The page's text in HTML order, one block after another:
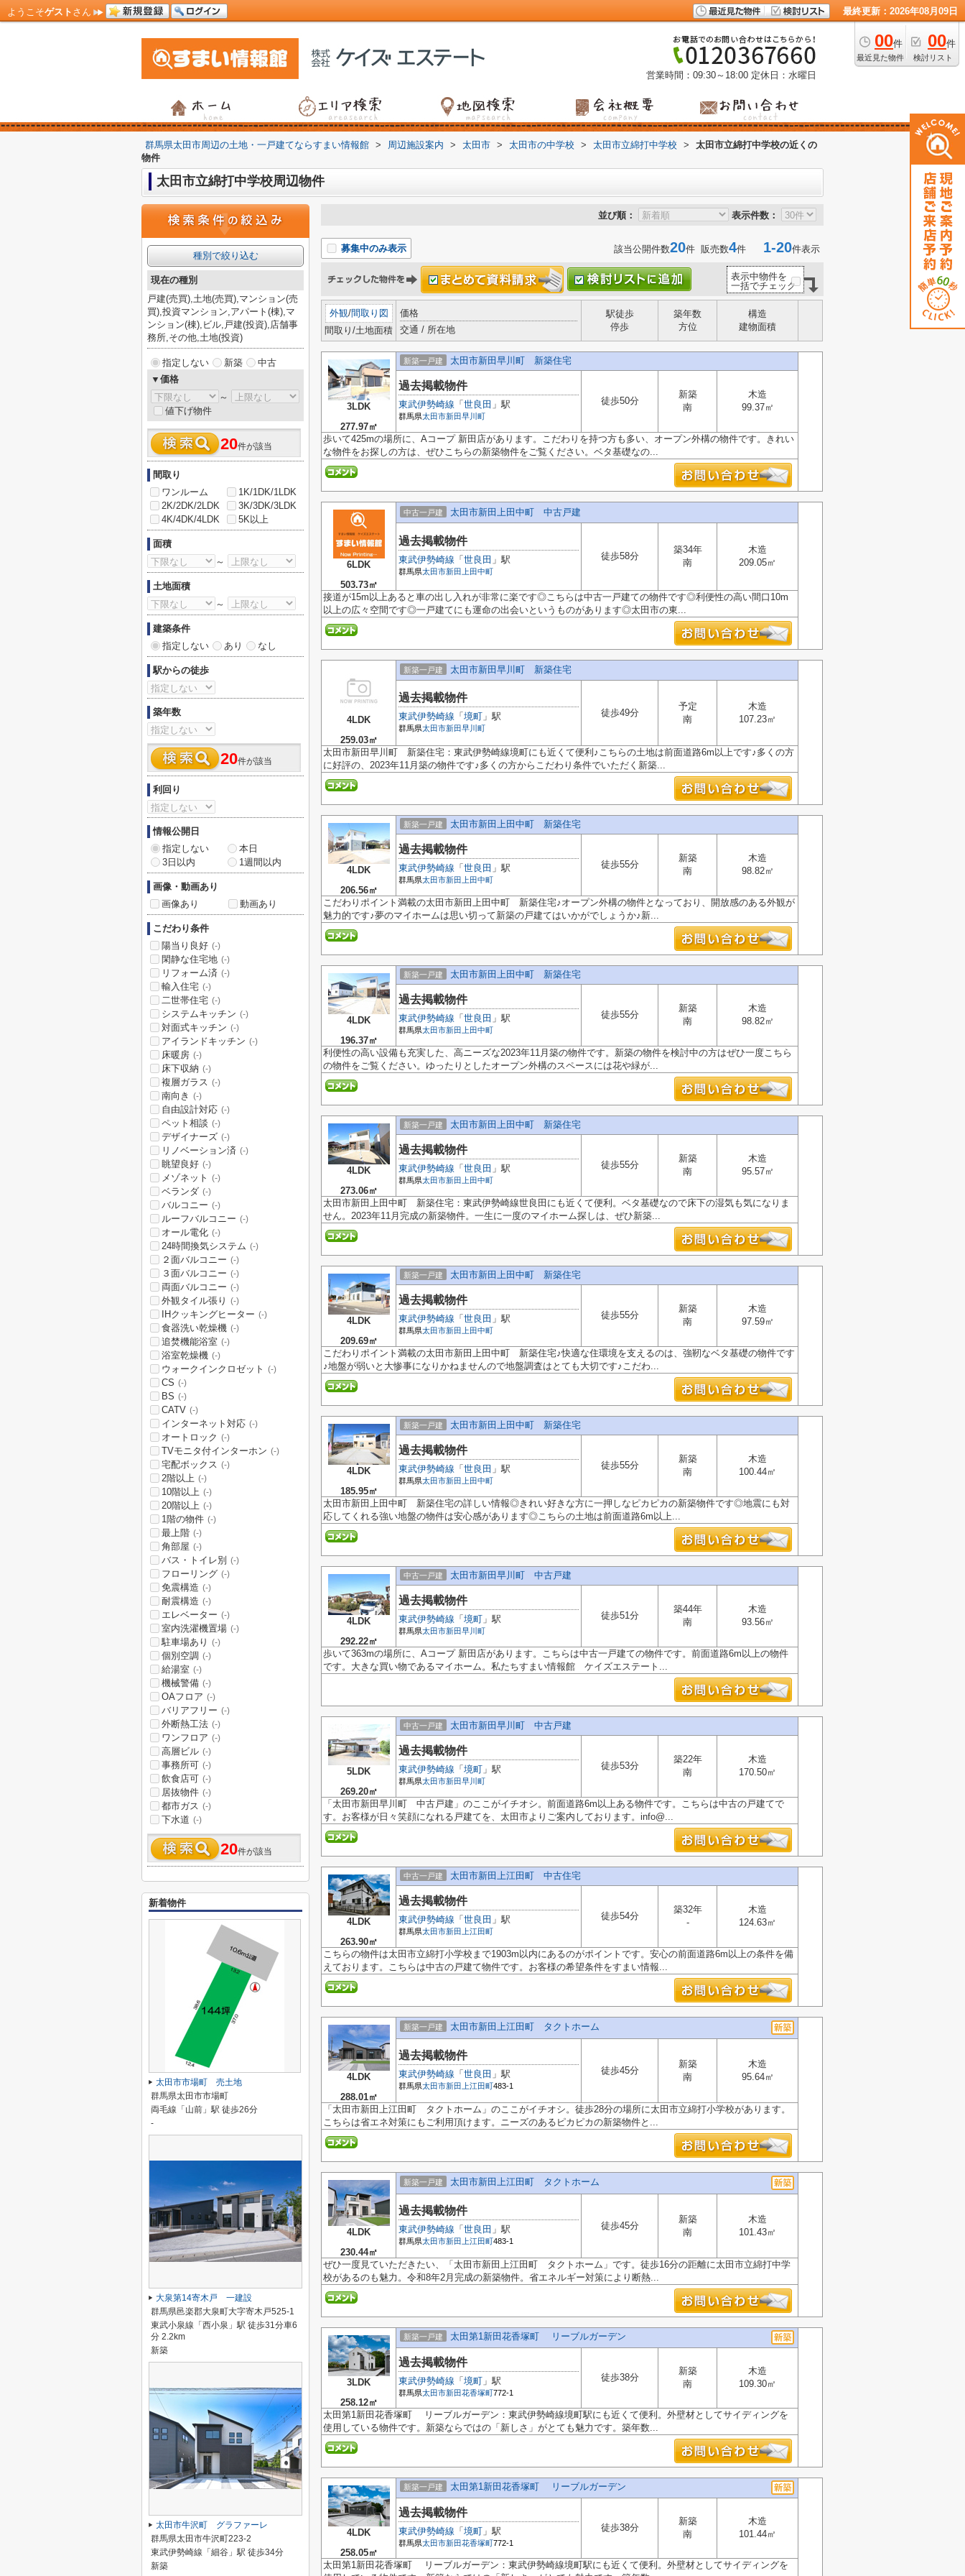
ようこそゲスト さん 最終更新：2026年08月09日
00件
最近見た物件
00件
検討リスト
営業時間：09:30～18:00 定休日：水曜日
群馬県太田市周辺の土地・一戸建てならすまい情報館 > 周辺施設案内 > 太田市 > 太田市の中学校 > 太田市立綿打中学校 >
太田市立綿打中学校の近くの
物件
太田市立綿打中学校周辺物件
並び順： 表示件数：
募集中のみ表示 該当公開件数20件 販売数4件 1-20件表示
表示中物件を
一括でチェック
外観/間取り図
間取り/土地面積
価格
交通 / 所在地
駅徒歩
停歩
築年数
方位
構造
建物面積
3LDK
277.97㎡
新築一戸建 太田市新田早川町 新築住宅
過去掲載物件
東武伊勢崎線 「 世良田 」駅
群馬県太田市新田早川町
徒歩50分
新築
南
木造
99.37㎡
歩いて425mの場所に、Aコープ 新田店があります。こだわりを持つ方も多い、オープン外構の物件です。きれい
な物件をお探しの方は、ぜひこちらの新築物件をご覧ください。ベタ基礎なの...
6LDK
503.73㎡
中古一戸建 太田市新田上田中町 中古戸建
過去掲載物件
東武伊勢崎線 「 世良田 」駅
群馬県太田市新田上田中町
徒歩58分
築34年
南
木造
209.05㎡
接道が15m以上あると車の出し入れが非常に楽です◎こちらは中古一戸建ての物件です◎利便性の高い間口10m
以上の広々空間です◎一戸建てにも運命の出会いというものがあります◎太田市の東...
4LDK
259.03㎡
新築一戸建 太田市新田早川町 新築住宅
過去掲載物件
東武伊勢崎線 「 境町 」駅
群馬県太田市新田早川町
徒歩49分
予定
南
木造
107.23㎡
太田市新田早川町 新築住宅：東武伊勢崎線境町にも近くて便利♪こちらの土地は前面道路6m以上です♪多くの方
に好評の、2023年11月築の物件です♪多くの方からこだわり条件でいただく新築...
4LDK
206.56㎡
新築一戸建 太田市新田上田中町 新築住宅
過去掲載物件
東武伊勢崎線 「 世良田 」駅
群馬県太田市新田上田中町
徒歩55分
新築
南
木造
98.82㎡
こだわりポイント満載の太田市新田上田中町 新築住宅♪オープン外構の物件となっており、開放感のある外観が
魅力的です♪夢のマイホームは思い切って新築の戸建てはいかがでしょうか♪新...
4LDK
196.37㎡
新築一戸建 太田市新田上田中町 新築住宅
過去掲載物件
東武伊勢崎線 「 世良田 」駅
群馬県太田市新田上田中町
徒歩55分
新築
南
木造
98.82㎡
利便性の高い設備も充実した、高ニーズな2023年11月築の物件です。新築の物件を検討中の方はぜひ一度こちら
の物件をご覧ください。ゆったりとしたオープン外構のスペースには花や緑が...
4LDK
273.06㎡
新築一戸建 太田市新田上田中町 新築住宅
過去掲載物件
東武伊勢崎線 「 世良田 」駅
群馬県太田市新田上田中町
徒歩55分
新築
南
木造
95.57㎡
太田市新田上田中町 新築住宅：東武伊勢崎線世良田にも近くて便利。ベタ基礎なので床下の湿気も気になりま
せん。2023年11月完成の新築物件。一生に一度のマイホーム探しは、ぜひ新築...
4LDK
209.69㎡
新築一戸建 太田市新田上田中町 新築住宅
過去掲載物件
東武伊勢崎線 「 世良田 」駅
群馬県太田市新田上田中町
徒歩55分
新築
南
木造
97.59㎡
こだわりポイント満載の太田市新田上田中町 新築住宅♪快適な住環境を支えるのは、強靭なベタ基礎の物件です
♪地盤が弱いと大惨事になりかねませんので地盤調査はとても大切です♪こだわ...
4LDK
185.95㎡
新築一戸建 太田市新田上田中町 新築住宅
過去掲載物件
東武伊勢崎線 「 世良田 」駅
群馬県太田市新田上田中町
徒歩55分
新築
南
木造
100.44㎡
太田市新田上田中町 新築住宅の詳しい情報◎きれい好きな方に一押しなピカピカの新築物件です◎地震にも対
応してくれる強い地盤の物件は安心感があります◎こちらの土地は前面道路6m以上...
4LDK
292.22㎡
中古一戸建 太田市新田早川町 中古戸建
過去掲載物件
東武伊勢崎線 「 境町 」駅
群馬県太田市新田早川町
徒歩51分
築44年
南
木造
93.56㎡
歩いて363mの場所に、Aコープ 新田店があります。こちらは中古一戸建ての物件です。前面道路6m以上の物件
です。大きな買い物であるマイホーム。私たちすまい情報館 ケイズエステート...
5LDK
269.20㎡
中古一戸建 太田市新田早川町 中古戸建
過去掲載物件
東武伊勢崎線 「 境町 」駅
群馬県太田市新田早川町
徒歩53分
築22年
南
木造
170.50㎡
「太田市新田早川町 中古戸建」のここがイチオシ。前面道路6m以上ある物件です。こちらは中古の戸建てで
す。お客様が日々笑顔になれる戸建てを、太田市よりご案内しております。info@...
4LDK
263.90㎡
中古一戸建 太田市新田上江田町 中古住宅
過去掲載物件
東武伊勢崎線 「 世良田 」駅
群馬県太田市新田上江田町
徒歩54分
築32年
-
木造
124.63㎡
こちらの物件は太田市立綿打小学校まで1903m以内にあるのがポイントです。安心の前面道路6m以上の条件を備
えております。こちらは中古の戸建て物件です。お客様の希望条件をすまい情報...
4LDK
288.01㎡
新築一戸建 太田市新田上江田町 タクトホーム
過去掲載物件
東武伊勢崎線 「 世良田 」駅
群馬県太田市新田上江田町483-1
徒歩45分
新築
南
木造
95.64㎡
「太田市新田上江田町 タクトホーム」のここがイチオシ。徒歩28分の場所に太田市立綿打小学校があります。
こちらは省エネ対策にもご利用頂けます。ニーズのあるピカピカの新築物件と...
4LDK
230.44㎡
新築一戸建 太田市新田上江田町 タクトホーム
過去掲載物件
東武伊勢崎線 「 世良田 」駅
群馬県太田市新田上江田町483-1
徒歩45分
新築
南
木造
101.43㎡
ぜひ一度見ていただきたい、「太田市新田上江田町 タクトホーム」です。徒歩16分の距離に太田市立綿打中学
校があるのも魅力。令和8年2月完成の新築物件。省エネルギー対策により断熱...
3LDK
258.12㎡
新築一戸建 太田第1新田花香塚町 リーブルガーデン
過去掲載物件
東武伊勢崎線 「 境町 」駅
群馬県太田市新田花香塚町772-1
徒歩38分
新築
南
木造
109.30㎡
太田第1新田花香塚町 リーブルガーデン：東武伊勢崎線境町駅にも近くて便利。外壁材としてサイディングを
使用している物件です。新築ならではの「新しさ」がとても魅力です。築年数...
4LDK
258.05㎡
新築一戸建 太田第1新田花香塚町 リーブルガーデン
過去掲載物件
東武伊勢崎線 「 境町 」駅
群馬県太田市新田花香塚町772-1
徒歩38分
新築
南
木造
101.44㎡
太田第1新田花香塚町 リーブルガーデン：東武伊勢崎線境町駅にも近くて便利。外壁材としてサイディングを
種別で絞り込む
現在の種別
戸建(売買),土地(売買),マンション(売
買),投資マンション,アパート(棟),マ
ンション(棟),ビル,戸建(投資),店舗事
務所,その他,土地(投資)
指定しない 新築
中古
▼価格
～
値下げ物件
20件が該当
間取り
ワンルーム
1K/1DK/1LDK
2K/2DK/2LDK
3K/3DK/3LDK
4K/4DK/4LDK
5K以上
面積
～
土地面積
～
建築条件
指定しない
あり なし
駅からの徒歩
築年数
20件が該当
利回り
情報公開日
指定しない
本日
3日以内
1週間以内
画像・動画あり
画像あり
動画あり
こだわり条件
陽当り良好 (-)
閑静な住宅地 (-)
リフォーム済 (-)
輸入住宅 (-)
二世帯住宅 (-)
システムキッチン (-)
対面式キッチン (-)
アイランドキッチン (-)
床暖房 (-)
床下収納 (-)
複層ガラス (-)
南向き (-)
自由設計対応 (-)
ペット相談 (-)
デザイナーズ (-)
リノベーション済 (-)
眺望良好 (-)
メゾネット (-)
ベランダ (-)
バルコニー (-)
ルーフバルコニー (-)
オール電化 (-)
24時間換気システム (-)
２面バルコニー (-)
３面バルコニー (-)
両面バルコニー (-)
外観タイル張り (-)
IHクッキングヒーター (-)
食器洗い乾燥機 (-)
追焚機能浴室 (-)
浴室乾燥機 (-)
ウォークインクロゼット (-)
CS (-)
BS (-)
CATV (-)
インターネット対応 (-)
オートロック (-)
TVモニタ付インターホン (-)
宅配ボックス (-)
2階以上 (-)
10階以上 (-)
20階以上 (-)
1階の物件 (-)
最上階 (-)
角部屋 (-)
バス・トイレ別 (-)
フローリング (-)
免震構造 (-)
耐震構造 (-)
エレベーター (-)
室内洗濯機置場 (-)
駐車場あり (-)
個別空調 (-)
給湯室 (-)
機械警備 (-)
OAフロア (-)
バリアフリー (-)
外断熱工法 (-)
ワンフロア (-)
高層ビル (-)
事務所可 (-)
飲食店可 (-)
居抜物件 (-)
都市ガス (-)
下水道 (-)
20件が該当
新着物件
太田市市場町 売土地
群馬県太田市市場町
両毛線「山前」駅 徒歩26分
-
大泉第14寄木戸 一建設
群馬県邑楽郡大泉町大字寄木戸525-1
東武小泉線「西小泉」駅 徒歩31分車6
分 2.2km
新築
太田市牛沢町 グラファーレ
群馬県太田市牛沢町223-2
東武伊勢崎線「細谷」駅 徒歩34分
新築